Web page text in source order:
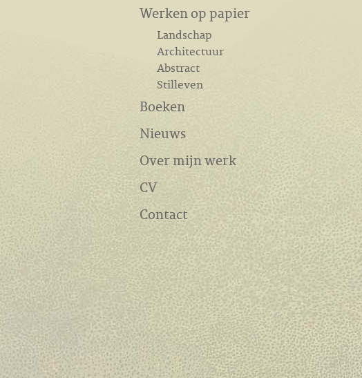
Werken op papier
Landschap
Architectuur
Abstract
Stilleven
Boeken
Nieuws
Over mijn werk
CV
Contact